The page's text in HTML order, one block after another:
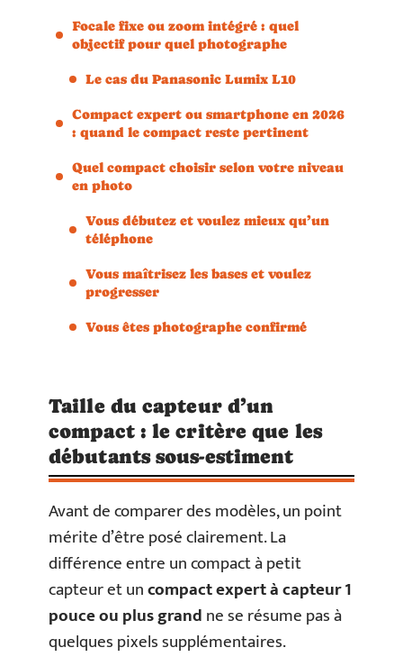
Focale fixe ou zoom intégré : quel
objectif pour quel photographe
Le cas du Panasonic Lumix L10
Compact expert ou smartphone en 2026
: quand le compact reste pertinent
Quel compact choisir selon votre niveau
en photo
Vous débutez et voulez mieux qu’un
téléphone
Vous maîtrisez les bases et voulez
progresser
Vous êtes photographe confirmé
Taille du capteur d’un
compact : le critère que les
débutants sous-estiment
Avant de comparer des modèles, un point
mérite d’être posé clairement. La
différence entre un compact à petit
capteur et uncompact expert à capteur 1
pouce ou plus grandne se résume pas à
quelques pixels supplémentaires.